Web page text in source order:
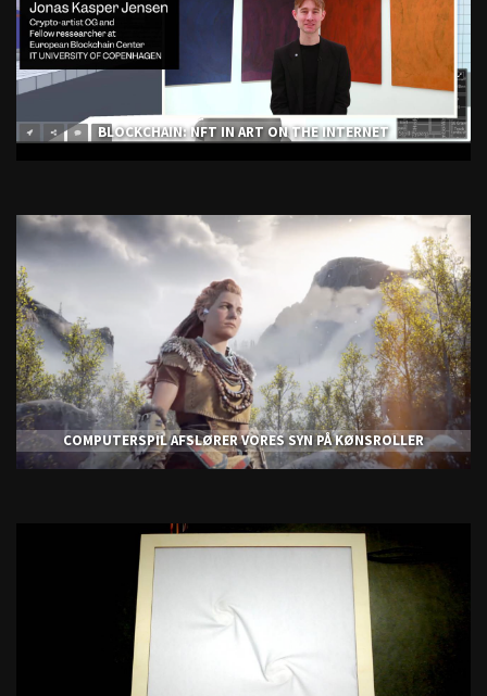
BLOCKCHAIN: NFT IN ART ON THE INTERNET
COMPUTERSPIL AFSLØRER VORES SYN PÅ KØNSROLLER